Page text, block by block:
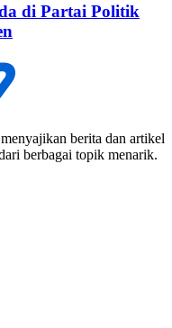
di Partai Politik
berita dan artikel
berbagai topik menarik.